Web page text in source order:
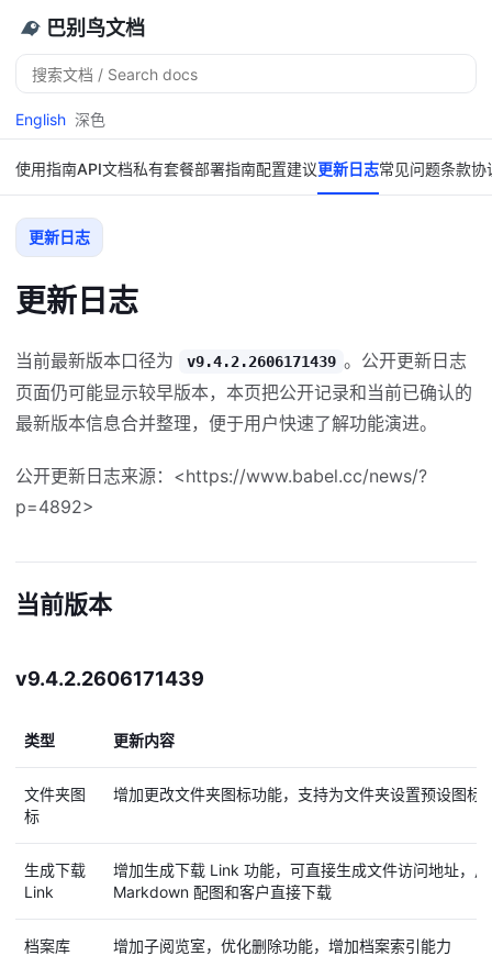
巴别鸟文档
搜
索
English 深色
使用指南API文档私有套餐部署指南配置建议更新日志常见问题条款协
更新日志
更新日志
当前最新版本口径为 v9.4.2.2606171439 。公开更新日志
页面仍可能显示较早版本，本页把公开记录和当前已确认的
最新版本信息合并整理，便于用户快速了解功能演进。
公开更新日志来源：<https://www.babel.cc/news/?
p=4892>
当前版本
v9.4.2.2606171439
类型 更新内容
文件夹图
标
增加更改文件夹图标功能，支持为文件夹设置预设图标
生成下载
Link
增加生成下载 Link 功能，可直接生成文件访问地址，
Markdown 配图和客户直接下载
档案库 增加子阅览室，优化删除功能，增加档案索引能力